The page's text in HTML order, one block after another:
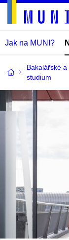
Jak na MUNI?
Bakalářské
studium